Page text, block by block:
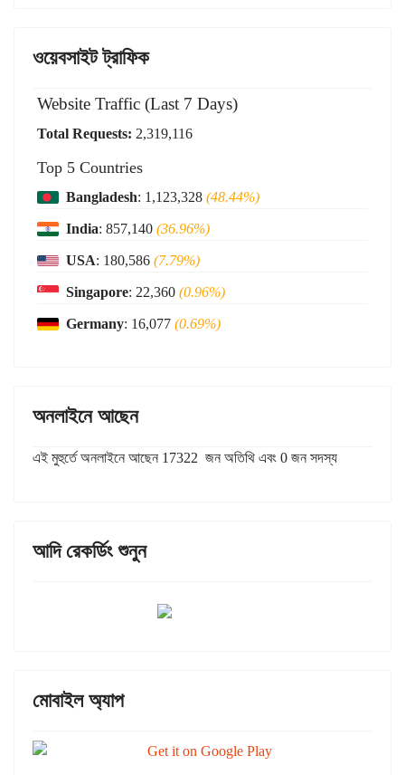
ওয়েবসাইট ট্রাফিক
Website Traffic (Last 7 Days)
Total Requests: 2,319,116
Top 5 Countries
Bangladesh: 1,123,328 (48.44%)
India: 857,140 (36.96%)
USA: 180,586 (7.79%)
Singapore: 22,360 (0.96%)
Germany: 16,077 (0.69%)
অনলাইনে আছেন
এই মুহুর্তে অনলাইনে আছেন 17322 জন অতিথি এবং 0 জন সদস্য
আদি রেকর্ডিং শুনুন
মোবাইল অ্যাপ